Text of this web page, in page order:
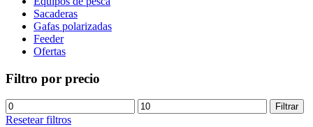
Sacaderas
Gafas polarizadas
Feeder
Ofertas
Filtro por precio
Precio
mínimo
Precio
máximo
Filtrar
Resetear filtros